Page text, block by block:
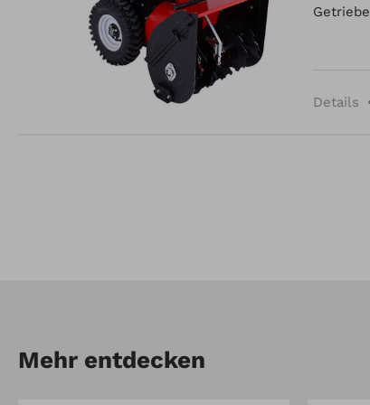
Getriebe
Details
Mehr entdecken